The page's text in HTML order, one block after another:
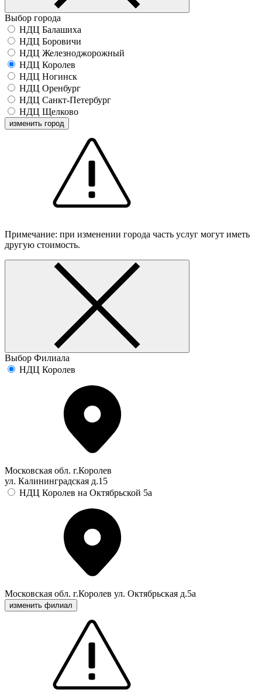
Выбор города
НДЦ Балашиха
НДЦ Боровичи
НДЦ Железноджорожный
НДЦ Королев
НДЦ Ногинск
НДЦ Оренбург
НДЦ Санкт-Петербург
НДЦ Щелково
изменить город
Примечание: при изменении города часть услуг могут иметь
другую стоимость.
Выбор Филиала
НДЦ Королев
Московская обл. г.Королев
ул. Калининградская д.15
НДЦ Королев на Октябрьской 5а
Московская обл. г.Королев ул. Октябрьская д.5а
изменить филиал